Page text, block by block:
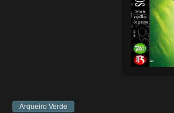
Arqueiro Verde